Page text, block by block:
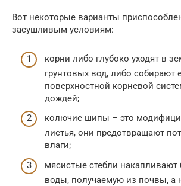
Вот некоторые варианты
засушливым условиям:
корни либо глубоко уходят в
грунтовых вод, либо собирают
поверхностной корневой
дождей;
колючие шипы – это
листья, они предотвращают
влаги;
мясистые стебли
воды, получаемую из почвы, а